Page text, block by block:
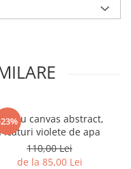
canvas abstract,
violete de apa
110,00 Lei
de la 85,00 Lei